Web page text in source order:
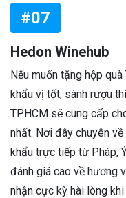
#07
Hedon Winehub
Nếu muốn tặng hộp
khẩu vị tốt, sành rượu
TPHCM sẽ cung cấp
nhất. Nơi đây chuyên
khẩu trực tiếp từ Pháp,
đánh giá cao về hương
nhận cực kỳ hài lòng